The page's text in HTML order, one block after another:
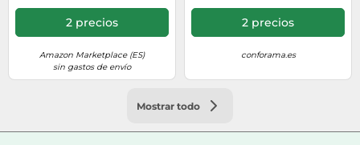
2 precios
Amazon Marketplace (ES)
sin gastos de envío
2 precios
conforama.es
Mostrar todo